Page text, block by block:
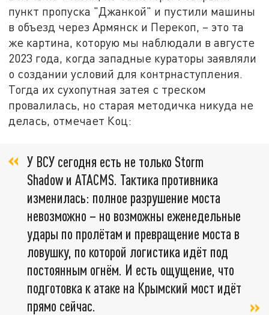
пункт пропуска "Джанкой" и пустили машины
в объезд через Армянск и Перекоп, – это та
же картина, которую мы наблюдали в августе
2023 года, когда западные кураторы заявляли
о создании условий для контрнаступления.
Тогда их сухопутная затея с треском
провалилась, но старая методичка никуда не
делась, отмечает Коц:
У ВСУ сегодня есть не только Storm
Shadow и ATACMS. Тактика противника
изменилась: полное разрушение моста
невозможно – но возможны еженедельные
удары по пролётам и превращение моста в
ловушку, по которой логистика идёт под
постоянным огнём. И есть ощущение, что
подготовка к атаке на Крымский мост идёт
прямо сейчас.